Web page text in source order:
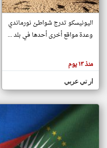
هنا عن
وجهة
كاتبيها.
اليونيسكو تدرج شواطئ نورماندي
وعدة مواقع أخرى أحدها في بلد ...
منذ ١٣ يوم
ار تي عربي